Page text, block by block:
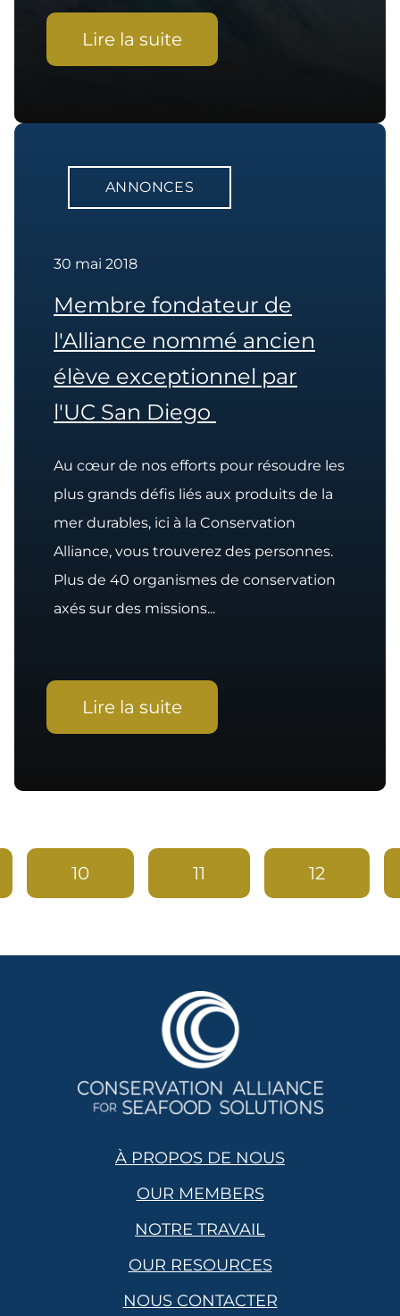
Lire la suite
ANNONCES
30 mai 2018
Membre fondateur de
l'Alliance nommé ancien
élève exceptionnel par
l'UC San Diego
Au cœur de nos efforts pour résoudre les
plus grands défis liés aux produits de la
mer durables, ici à la Conservation
Alliance, vous trouverez des personnes.
Plus de 40 organismes de conservation
axés sur des missions...
Lire la suite
10 11 12
À PROPOS DE NOUS
OUR MEMBERS
NOTRE TRAVAIL
OUR RESOURCES
NOUS CONTACTER